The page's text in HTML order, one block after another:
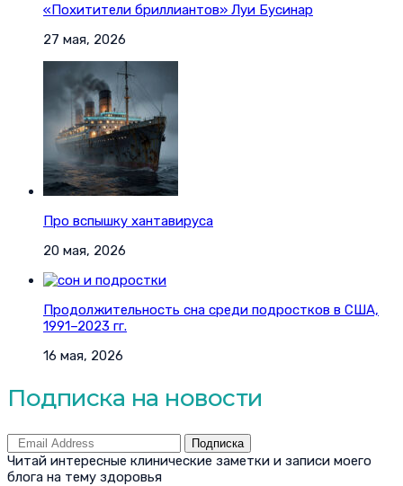
«Похитители бриллиантов» Луи Бусинар
27 мая, 2026
Про вспышку хантавируса
20 мая, 2026
Продолжительность сна среди подростков в США,
1991–2023 гг.
16 мая, 2026
Подписка на новости
Подписка
Читай интересные клинические заметки и записи моего
блога на тему здоровья